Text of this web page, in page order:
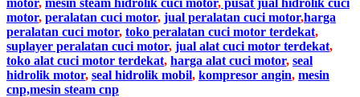
motor, peralatan cuci motor, jual peralatan cuci motor,harga
peralatan cuci motor, toko peralatan cuci motor terdekat,
suplayer peralatan cuci motor, jual alat cuci motor terdekat,
toko alat cuci motor terdekat, harga alat cuci motor, seal
hidrolik motor, seal hidrolik mobil, kompresor angin, mesin
cnp,mesin steam cnp